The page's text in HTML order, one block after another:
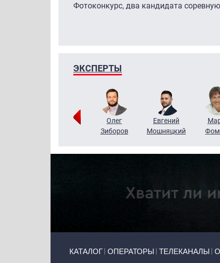
Фотоконкурс, два кандидата
ЭКСПЕРТЫ
Григорий
Олег
Зиборов
Евгений
Мошняцкий
КАТАЛОГ ОПЕРАТОРЫ ТЕЛЕКАНАЛЫ